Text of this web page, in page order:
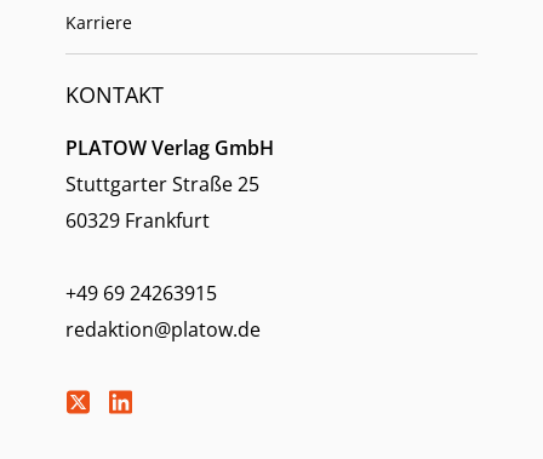
Karriere
KONTAKT
PLATOW Verlag GmbH
Stuttgarter Straße 25
60329 Frankfurt
+49 69 24263915
redaktion@platow.de